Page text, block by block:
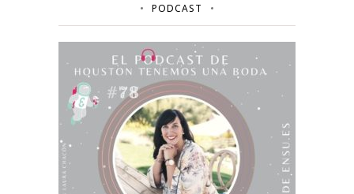
PODCAST